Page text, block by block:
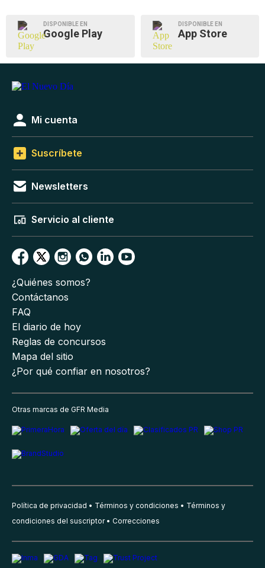
DISPONIBLE EN
Google Play
DISPONIBLE EN
App Store
Mi cuenta
Suscríbete
Newsletters
Servicio al cliente
¿Quiénes somos?
Contáctanos
FAQ
El diario de hoy
Reglas de concursos
Mapa del sitio
¿Por qué confiar en nosotros?
Otras marcas de GFR Media
Política de privacidad Términos y condiciones
Términos y
condiciones del suscriptor
Correcciones